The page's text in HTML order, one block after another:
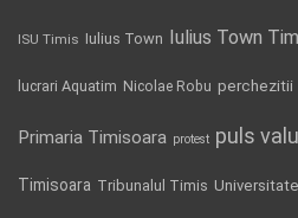
ISU Timis Iulius Town Iulius Town
lucrari Aquatim Nicolae Robu perchezitii
Primaria Timisoara protest puls
Timisoara Tribunalul Timis